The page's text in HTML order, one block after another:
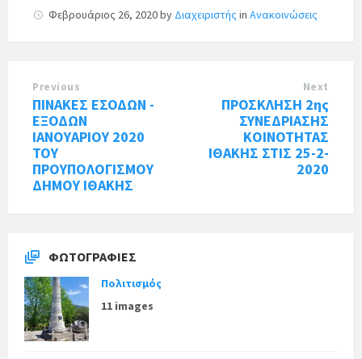
Φεβρουάριος 26, 2020by Διαχειριστής in Ανακοινώσεις
Previous
ΠΙΝΑΚΕΣ ΕΣΟΔΩΝ -
ΕΞΟΔΩΝ
IANOYAΡΙΟΥ 2020
ΤΟΥ
ΠΡΟΥΠΟΛΟΓΙΣΜΟΥ
ΔΗΜΟΥ ΙΘΑΚΗΣ
Next
ΠΡΟΣΚΛΗΣΗ 2ης
ΣΥΝΕΔΡΙΑΣΗΣ
ΚΟΙΝΟΤΗΤΑΣ
ΙΘΑΚΗΣ ΣΤΙΣ 25-2-
2020
ΦΩΤΟΓΡΑΦΊΕΣ
Πολιτισμός
11 images